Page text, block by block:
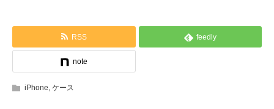
RSS feedly
note
iPhone, ケース